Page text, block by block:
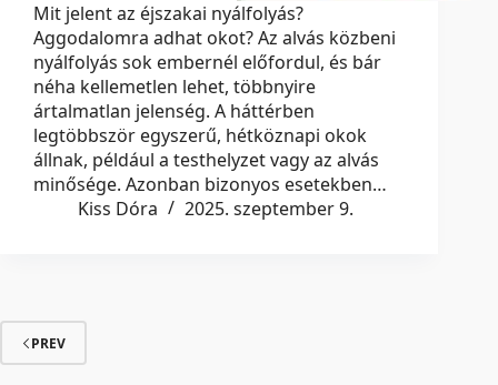
Mit jelent az éjszakai nyálfolyás?
Aggodalomra adhat okot? Az alvás közbeni
nyálfolyás sok embernél előfordul, és bár
néha kellemetlen lehet, többnyire
ártalmatlan jelenség. A háttérben
legtöbbször egyszerű, hétköznapi okok
állnak, például a testhelyzet vagy az alvás
minősége. Azonban bizonyos esetekben…
Kiss Dóra
2025. szeptember 9.
PREV